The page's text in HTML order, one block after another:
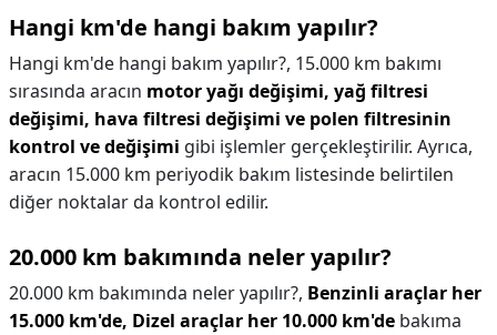
Hangi km'de hangi bakım yapılır?
Hangi km'de hangi bakım yapılır?, 15.000 km bakımı
sırasında aracın motor yağı değişimi, yağ filtresi
değişimi, hava filtresi değişimi ve polen filtresinin
kontrol ve değişimi gibi işlemler gerçekleştirilir. Ayrıca,
aracın 15.000 km periyodik bakım listesinde belirtilen
diğer noktalar da kontrol edilir.
20.000 km bakımında neler yapılır?
20.000 km bakımında neler yapılır?, Benzinli araçlar her
15.000 km'de, Dizel araçlar her 10.000 km'de bakıma